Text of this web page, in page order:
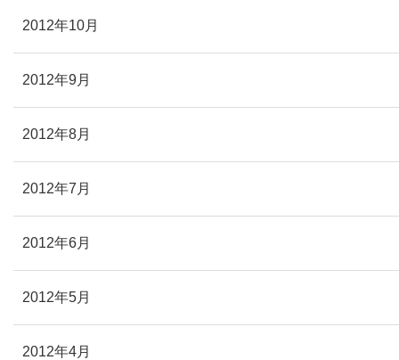
2012年10月
2012年9月
2012年8月
2012年7月
2012年6月
2012年5月
2012年4月